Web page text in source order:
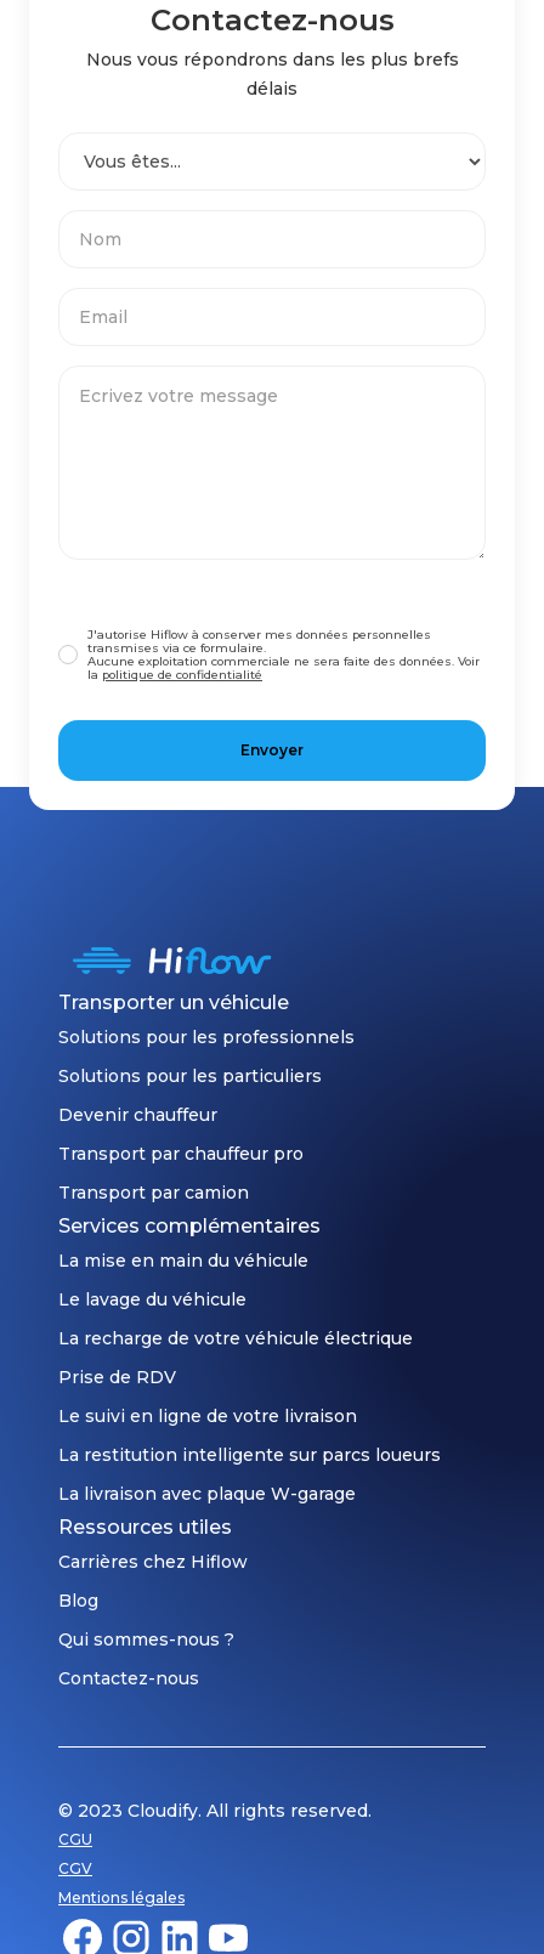
Respect de votre vie privée
Gestion des cookies
cookies pour vous proposer des contenus adaptés à vos centres
d’intérêt, permettre le partage de pages sur les réseaux sociaux et
Contactez-nous
Nous vous répondrons dans les plus brefs
délais
J'autorise Hiflow à conserver mes données personnelles
transmises via ce formulaire.
Aucune exploitation commerciale ne sera faite des données. Voir
la politique de confidentialité
Transporter un véhicule
Solutions pour les professionnels
Solutions pour les particuliers
Devenir chauffeur
Transport par chauffeur pro
Transport par camion
Services complémentaires
La mise en main du véhicule
Le lavage du véhicule
La recharge de votre véhicule électrique
Prise de RDV
Le suivi en ligne de votre livraison
La restitution intelligente sur parcs loueurs
La livraison avec plaque W-garage
Ressources utiles
Carrières chez Hiflow
Blog
Qui sommes-nous ?
Contactez-nous
© 2023 Cloudify. All rights reserved.
CGU
CGV
Mentions légales